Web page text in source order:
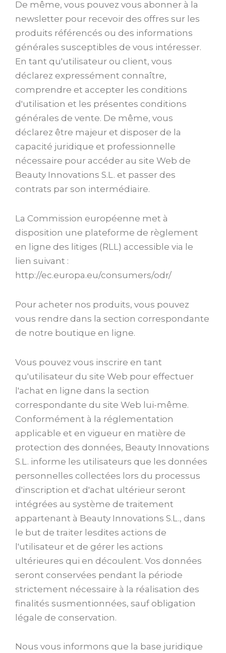
De même, vous pouvez vous abonner à la
newsletter pour recevoir des offres sur les
produits référencés ou des informations
générales susceptibles de vous intéresser.
En tant qu'utilisateur ou client, vous
déclarez expressément connaître,
comprendre et accepter les conditions
d'utilisation et les présentes conditions
générales de vente. De même, vous
déclarez être majeur et disposer de la
capacité juridique et professionnelle
nécessaire pour accéder au site Web de
Beauty Innovations S.L. et passer des
contrats par son intermédiaire.
La Commission européenne met à
disposition une plateforme de règlement
en ligne des litiges (RLL) accessible via le
lien suivant :
http://ec.europa.eu/consumers/odr/
Pour acheter nos produits, vous pouvez
vous rendre dans la section correspondante
de notre boutique en ligne.
Vous pouvez vous inscrire en tant
qu'utilisateur du site Web pour effectuer
l'achat en ligne dans la section
correspondante du site Web lui-même.
Conformément à la réglementation
applicable et en vigueur en matière de
protection des données, Beauty Innovations
S.L. informe les utilisateurs que les données
personnelles collectées lors du processus
d'inscription et d'achat ultérieur seront
intégrées au système de traitement
appartenant à Beauty Innovations S.L., dans
le but de traiter lesdites actions de
l'utilisateur et de gérer les actions
ultérieures qui en découlent. Vos données
seront conservées pendant la période
strictement nécessaire à la réalisation des
finalités susmentionnées, sauf obligation
légale de conservation.
Nous vous informons que la base juridique